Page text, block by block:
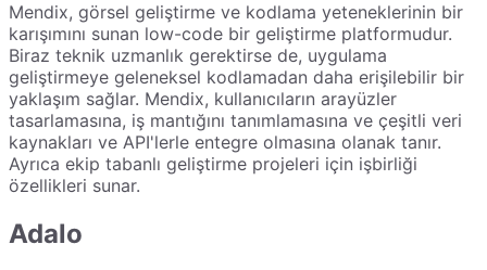
Mendix, görsel geliştirme ve kodlama yeteneklerinin bir
karışımını sunan low-code bir geliştirme platformudur.
Biraz teknik uzmanlık gerektirse de, uygulama
geliştirmeye geleneksel kodlamadan daha erişilebilir bir
yaklaşım sağlar. Mendix, kullanıcıların arayüzler
tasarlamasına, iş mantığını tanımlamasına ve çeşitli veri
kaynakları ve API'lerle entegre olmasına olanak tanır.
Ayrıca ekip tabanlı geliştirme projeleri için işbirliği
özellikleri sunar.
Adalo